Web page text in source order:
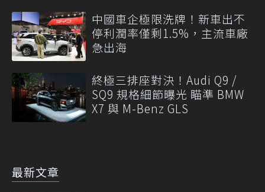
中國車企極限洗牌！新車出不
停利潤率僅剩1.5%，主流車廠
急出海
終極三排座對決！Audi Q9 /
SQ9 規格細節曝光 瞄準 BMW
X7 與 M-Benz GLS
最新文章